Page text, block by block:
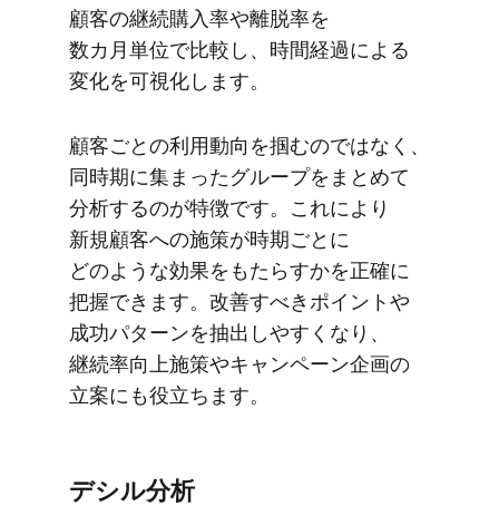
顧客の​継続購入率や​離脱率を​
数カ月単位で​比較し、​時間経過に​よる​
変化を​可視化します。
顧客ごとの​利用動向を​掴むのではなく、​
同時期に​集まった​グループを​まとめて​
分析するのが​特徴です。​これに​より​
新規顧客への​施策が​時期ごとに​
どのような​効果を​もたらすかを​正確に​
把握できます。​改善すべきポイントや​
成功パターンを​抽出しやすくなり、​
継続率向上施策や​キャンペーン企画の​
立案にも​役立ちます。
デシル分析